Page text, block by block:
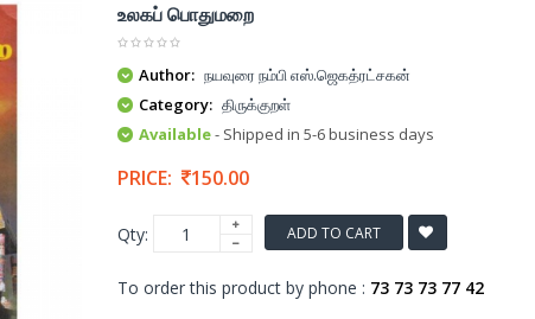
உலகப் பொதுமறை
Author: நயவுரை நம்பி எஸ்.ஜெகத்ரட்சகன்
Category: திருக்குறள்
Available- Shipped in 5-6 business days
PRICE: 150.00
Qty: ADD TO CART
To order this product by phone : 73 73 73 77 42